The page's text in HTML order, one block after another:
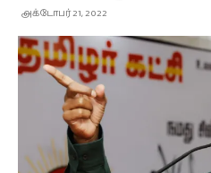
அக்டோபர் 21, 2022